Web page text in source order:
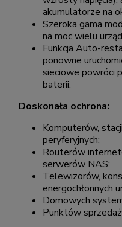
akumulatorze na
Szeroka gama
na moc wielu
Funkcja Auto-
ponowne
sieciowe powróci
baterii.
Doskonała ochrona:
Komputerów,
peryferyjnych;
Routerów
serwerów NAS;
Telewizorów,
energochłonnych
Domowych
Punktów